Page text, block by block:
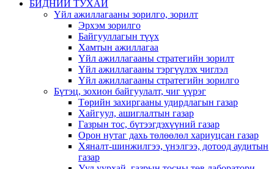
БИДНИЙ ТУХАЙ
Үйл ажиллагааны зорилго, зорилт
Эрхэм зорилго
Байгууллагын түүх
Хамтын ажиллагаа
Үйл ажиллагааны стратегийн зорилт
Үйл ажиллагааны тэргүүлэх чиглэл
Үйл ажиллагааны стратегийн зорилго
Бүтэц, зохион байгуулалт, чиг үүрэг
Төрийн захиргааны удирдлагын газар
Хайгуул, ашиглалтын газар
Газрын тос, бүтээгдэхүүний газар
Орон нутаг дахь төлөөлөл хариуцсан газар
Хяналт-шинжилгээ, үнэлгээ, дотоод аудитын
газар